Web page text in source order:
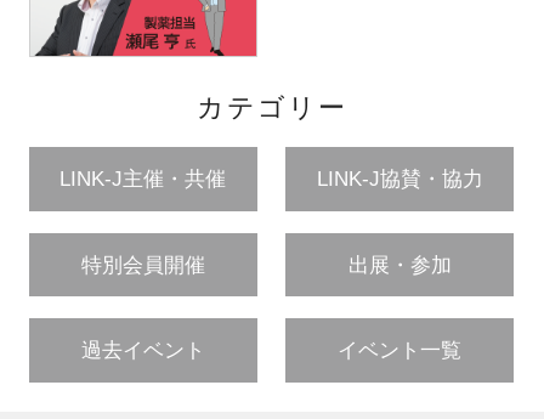
カテゴリー
LINK-J主催・共催 LINK-J協賛・協力
特別会員開催 出展・参加
過去イベント イベント一覧